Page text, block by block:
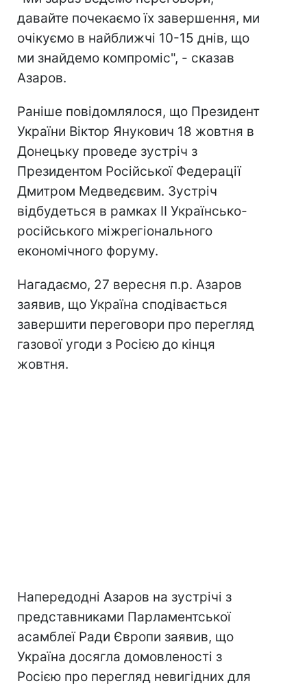
давайте почекаємо їх завершення, ми
очікуємо в найближчі 10-15 днів, що
ми знайдемо компроміс", - сказав
Азаров.
Раніше повідомлялося, що Президент
України Віктор Янукович 18 жовтня в
Донецьку проведе зустріч з
Президентом Російської Федерації
Дмитром Медведєвим. Зустріч
відбудеться в рамках ІІ Українсько-
російського міжрегіонального
економічного форуму.
Нагадаємо, 27 вересня п.р. Азаров
заявив, що Україна сподівається
завершити переговори про перегляд
газової угоди з Росією до кінця
жовтня.
Напередодні Азаров на зустрічі з
представниками Парламентської
асамблеї Ради Європи заявив, що
Україна досягла домовленості з
Росією про перегляд невигідних для